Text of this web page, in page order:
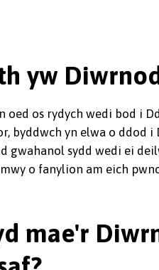
yw
oed os rydych wedi bod i
byddwch yn elwa o ddod
gwahanol sydd wedi ei
o fanylion am eich
mae'r